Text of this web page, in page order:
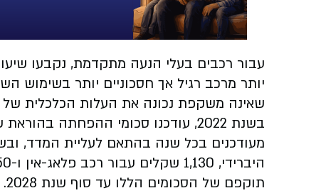
עבור רכבים בעלי הנעה מתקדמת, נקבעו
יותר מרכב רגיל אך חסכוניים יותר בשימוש
שאינה משקפת נכונה את העלות הכלכלית
תוקפם של הסכומים הללו עד סוף שנת 2028.